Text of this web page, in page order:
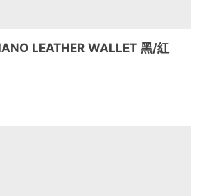
LEATHER WALLET 黑/紅